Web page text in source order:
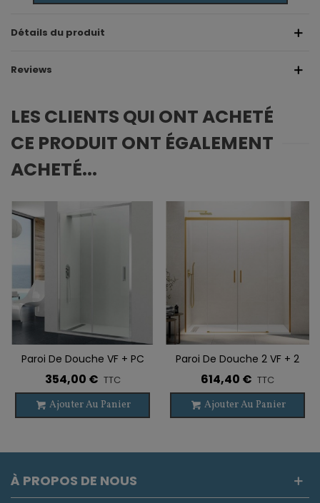
Détails du produit
Reviews
LES CLIENTS QUI ONT ACHETÉ
CE PRODUIT ONT ÉGALEMENT
ACHETÉ...
Paroi De Douche VF + PC
PRESTIGE
354,00 € TTC
Ajouter Au Panier
Paroi De Douche 2 VF + 2
PC BASIC SPAZIO OR
BROSSÉ
614,40 € TTC
Ajouter Au Panier
À PROPOS DE NOUS